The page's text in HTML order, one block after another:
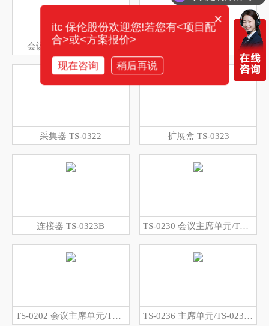
会议话筒 TS-W305DA
采集器 TS-0322 扩展盒 TS-0323
连接器 TS-0323B TS-0230 会议主席单元/TS-0230A 会议代表单元
TS-0202 会议主席单元/TS-0202A 会议代表单元 TS-0236 主席单元/TS-0236A 代表单元
×
itc 保伦股份欢迎您!若您有<项目配
合>或<方案报价>
现在咨询 稍后再说